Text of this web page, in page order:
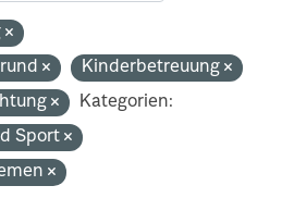
Kinderbetreuung
Kategorien:
Sport